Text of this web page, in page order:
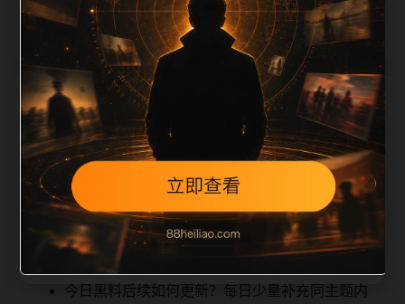
能被搜索引擎理解，也能让真实
相关问题与推荐
用户顺着栏目继续浏览。同站连续更新时避免重复标题
和重复首段，优先补充不同关键词、不同栏目词和不同
问题角度。栏目页则保留清晰入口，方便后续专题自动
归集。发布后按真实浏览器复查首屏、图片、跳转体
验、相关推荐和加载速度。
今日黑料后续如何更新？每日少量补充同主题内